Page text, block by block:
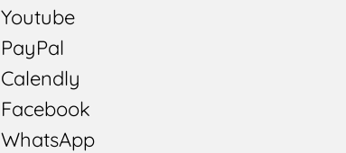
Youtube
PayPal
Calendly
Facebook
WhatsApp